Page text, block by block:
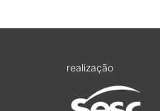
realização